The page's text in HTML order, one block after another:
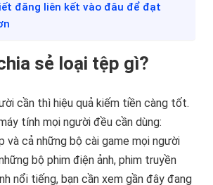
đăng liên kết vào đâu để đạt
sẻ loại tệp gì?
cần thì hiệu quả kiếm tiền càng tốt.
tính mọi người đều cần dùng:
và cả những bộ cài game mọi người
bộ phim điện ảnh, phim truyền
nổi tiếng, bạn cần xem gần đây đang